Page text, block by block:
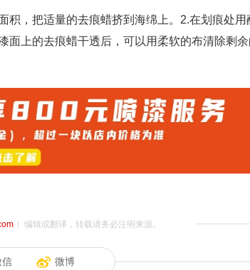
积，把适量的去痕蜡挤到海绵上。2.在划痕处用
面上的去痕蜡干透后，可以用柔软的布清除剩
）编辑或翻译，转载请务必注明来源。
信 微博